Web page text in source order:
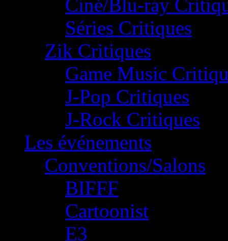
Ciné/Blu-ray
Séries Critiques
Zik Critiques
Game Music
J-Pop Critiques
J-Rock Critiques
Les événements
Conventions/Salons
BIFFF
Cartoonist
E3